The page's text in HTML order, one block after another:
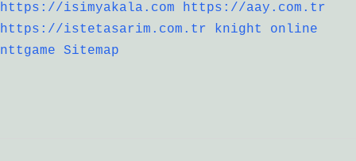
https://isimyakala.com
https://aay.com.tr
https://istetasarim.com.tr
knight online
nttgame
Sitemap